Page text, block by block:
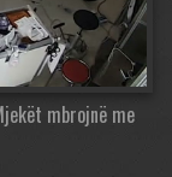
mbrojnë me